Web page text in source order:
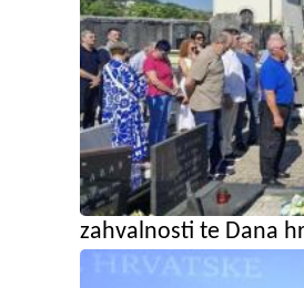
zahvalnosti te Dana